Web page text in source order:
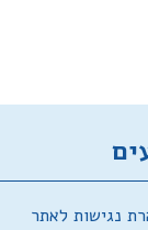
נגישות לאתר